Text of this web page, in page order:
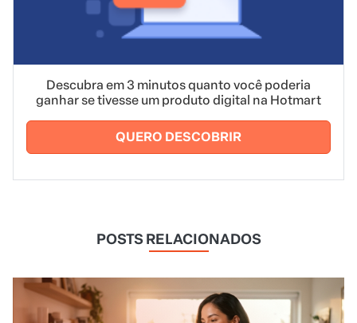
Descubra em 3 minutos quanto você poderia
ganhar se tivesse um produto digital na Hotmart
QUERO DESCOBRIR
POSTS RELACIONADOS